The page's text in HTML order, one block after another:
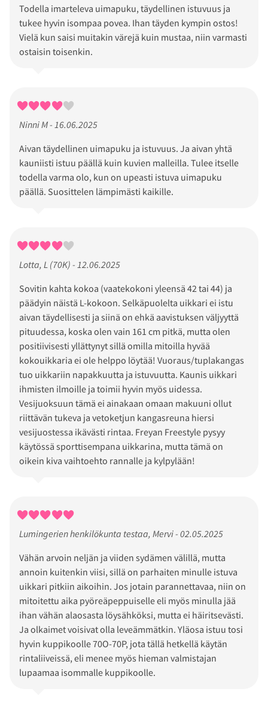
Todella imarteleva uimapuku, täydellinen istuvuus ja
tukee hyvin isompaa povea. Ihan täyden kympin ostos!
Vielä kun saisi muitakin värejä kuin mustaa, niin varmasti
ostaisin toisenkin.
Ninni M - 16.06.2025
Aivan täydellinen uimapuku ja istuvuus. Ja aivan yhtä
kauniisti istuu päällä kuin kuvien malleilla. Tulee itselle
todella varma olo, kun on upeasti istuva uimapuku
päällä. Suosittelen lämpimästi kaikille.
Lotta, L (70K) - 12.06.2025
Sovitin kahta kokoa (vaatekokoni yleensä 42 tai 44) ja
päädyin näistä L-kokoon. Selkäpuolelta uikkari ei istu
aivan täydellisesti ja siinä on ehkä aavistuksen väljyyttä
pituudessa, koska olen vain 161 cm pitkä, mutta olen
positiivisesti yllättynyt sillä omilla mitoilla hyvää
kokouikkaria ei ole helppo löytää! Vuoraus/tuplakangas
tuo uikkariin napakkuutta ja istuvuutta. Kaunis uikkari
ihmisten ilmoille ja toimii hyvin myös uidessa.
Vesijuoksuun tämä ei ainakaan omaan makuuni ollut
riittävän tukeva ja vetoketjun kangasreuna hiersi
vesijuostessa ikävästi rintaa. Freyan Freestyle pysyy
käytössä sporttisempana uikkarina, mutta tämä on
oikein kiva vaihtoehto rannalle ja kylpylään!
Lumingerien henkilökunta testaa, Mervi - 02.05.2025
Vähän arvoin neljän ja viiden sydämen välillä, mutta
annoin kuitenkin viisi, sillä on parhaiten minulle istuva
uikkari pitkiin aikoihin. Jos jotain parannettavaa, niin on
mitoitettu aika pyöreäpeppuiselle eli myös minulla jää
ihan vähän alaosasta löysähköksi, mutta ei häiritsevästi.
Ja olkaimet voisivat olla leveämmätkin. Yläosa istuu tosi
hyvin kuppikoolle 70O-70P, jota tällä hetkellä käytän
rintaliiveissä, eli menee myös hieman valmistajan
lupaamaa isommalle kuppikoolle.